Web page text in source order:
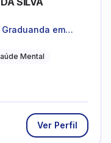
em
Mental
Ver Perfil